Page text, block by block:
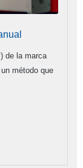
de la marca
método que